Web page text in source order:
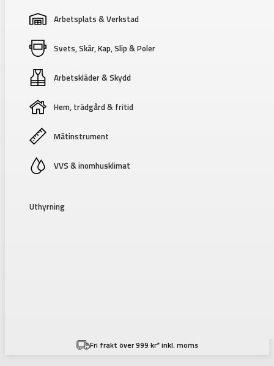
Arbetsplats & Verkstad
Svets, Skär, Kap, Slip & Poler
Arbetskläder & Skydd
Hem, trädgård & fritid
Mätinstrument
VVS & inomhusklimat
Uthyrning
Fri frakt över 999 kr* inkl. moms